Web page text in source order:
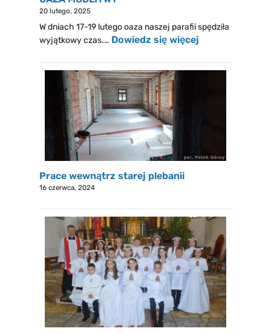
20 lutego, 2025
W dniach 17-19 lutego oaza naszej parafii spędziła
wyjątkowy czas.… Dowiedz się więcej
Prace wewnątrz starej plebanii
16 czerwca, 2024